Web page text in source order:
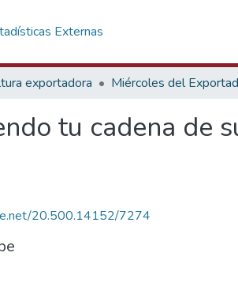
Externas
exportadora Miércoles del
tu cadena de
20.500.14152/7274